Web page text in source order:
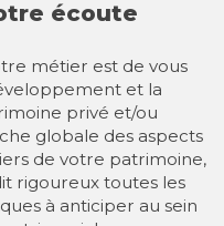
écoute
métier est de vous
et la
privé et/ou
globale des aspects
de votre patrimoine,
rigoureux toutes les
à anticiper au sein